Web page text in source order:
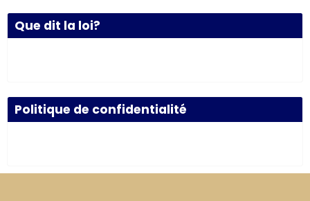
Que dit la loi?
Politique de confidentialité